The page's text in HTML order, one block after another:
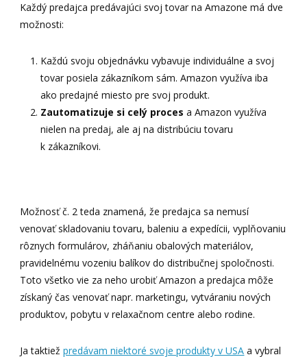
Každý predajca predávajúci svoj tovar na Amazone má dve
možnosti:
Každú svoju objednávku vybavuje individuálne a svoj
tovar posiela zákazníkom sám. Amazon využíva iba
ako predajné miesto pre svoj produkt.
Zautomatizuje si celý proces a Amazon využíva
nielen na predaj, ale aj na distribúciu tovaru
k zákazníkovi.
Možnosť č. 2 teda znamená, že predajca sa nemusí
venovať skladovaniu tovaru, baleniu a expedícii, vyplňovaniu
rôznych formulárov, zháňaniu obalových materiálov,
pravidelnému vozeniu balíkov do distribučnej spoločnosti.
Toto všetko vie za neho urobiť Amazon a predajca môže
získaný čas venovať napr. marketingu, vytváraniu nových
produktov, pobytu v relaxačnom centre alebo rodine.
Ja taktiežpredávam niektoré svoje produkty v USA a vybral